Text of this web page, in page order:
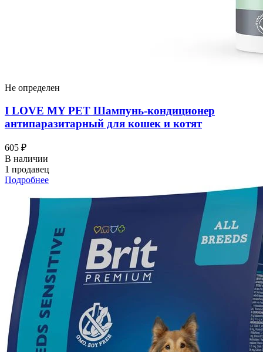
Не определен
I LOVЕ MY PET Шампунь-кондиционер
антипаразитарный для кошек и котят
605 ₽
В наличии
1 продавец
Подробнее